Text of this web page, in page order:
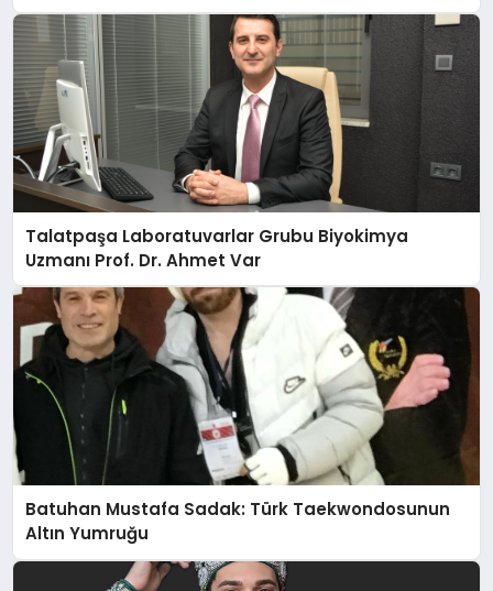
Talatpaşa Laboratuvarlar Grubu Biyokimya
Uzmanı Prof. Dr. Ahmet Var
Batuhan Mustafa Sadak: Türk Taekwondosunun
Altın Yumruğu